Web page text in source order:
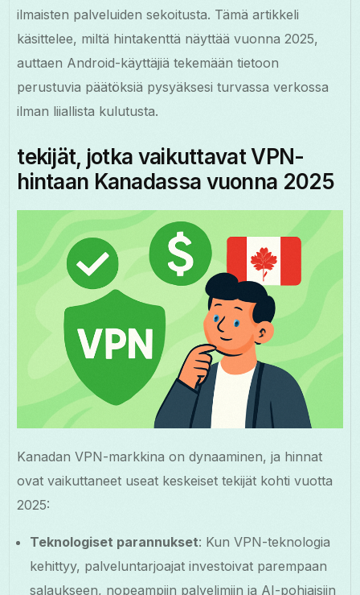
ilmaisten palveluiden sekoitusta. Tämä artikkeli
käsittelee, miltä hintakenttä näyttää vuonna 2025,
auttaen Android-käyttäjiä tekemään tietoon
perustuvia päätöksiä pysyäksesi turvassa verkossa
ilman liiallista kulutusta.
tekijät, jotka vaikuttavat VPN-
hintaan Kanadassa vuonna 2025
Kanadan VPN-markkina on dynaaminen, ja hinnat
ovat vaikuttaneet useat keskeiset tekijät kohti vuotta
2025:
Teknologiset parannukset: Kun VPN-teknologia
kehittyy, palveluntarjoajat investoivat parempaan
salaukseen, nopeampiin palvelimiin ja AI-pohjaisiin